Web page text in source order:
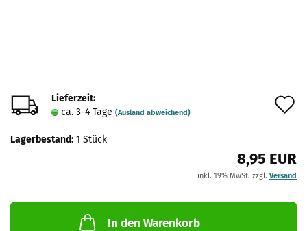
Lieferzeit:
ca. 3-4 Tage (Ausland abweichend)
Lagerbestand: 1 Stück
8,95 EUR
inkl. 19% MwSt. zzgl. Versand
In den Warenkorb